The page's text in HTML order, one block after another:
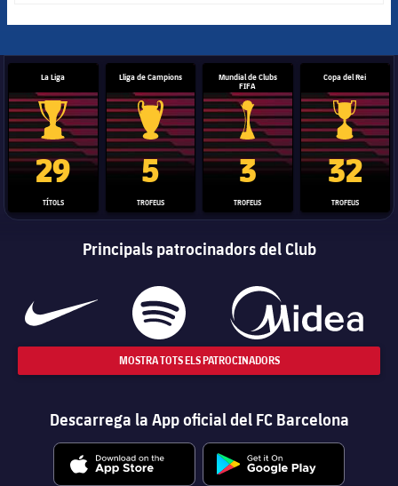
La Liga
Trofeu de la Liga
29
TÍTOLS
Lliga de Campions
Trofeu de la Lliga de Campions
5
TROFEUS
Mundial de Clubs
FIFA
Trofeu del Mundial de Clubs
3
TROFEUS
Copa del Rei
Copa del
32
TROFEUS
Principals patrocinadors del Club
MOSTRA TOTS ELS PATROCINADORS
Descarrega la App oficial del FC Barcelona